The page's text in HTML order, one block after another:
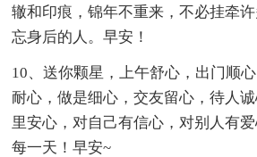
辙和印痕，锦年不重来，不必挂牵许
忘身后的人。早安！
10、送你颗星，上午舒心，出门顺
耐心，做是细心，交友留心，待人
里安心，对自己有信心，对别人有
每一天！早安~